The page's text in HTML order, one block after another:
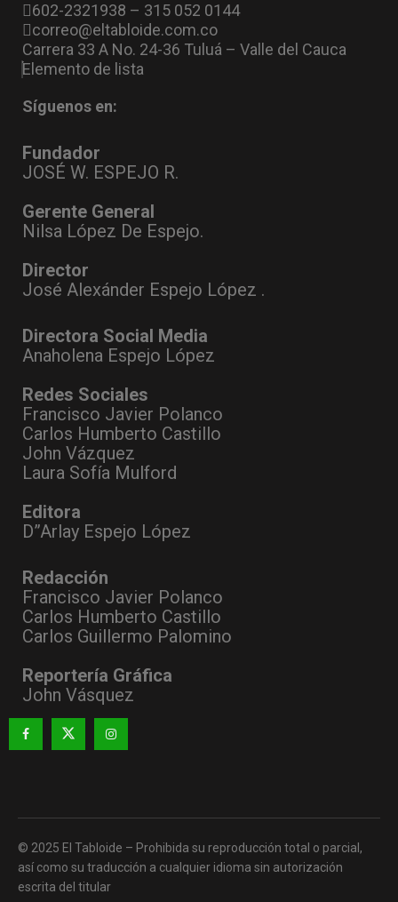
602-2321938 – 315 052 0144
correo@eltabloide.com.co
Carrera 33 A No. 24-36 Tuluá – Valle del Cauca
Elemento de lista
Síguenos en:
Fundador
JOSÉ W. ESPEJO R.
Gerente General
Nilsa López De Espejo.
Director
José Alexánder Espejo López .
Directora Social Media
Anaholena Espejo López
Redes Sociales
Francisco Javier Polanco
Carlos Humberto Castillo
John Vázquez
Laura Sofía Mulford
Editora
D”Arlay Espejo López
Redacción
Francisco Javier Polanco
Carlos Humberto Castillo
Carlos Guillermo Palomino
Reportería Gráfica
John Vásquez
© 2025 El Tabloide – Prohibida su reproducción total o parcial,
así como su traducción a cualquier idioma sin autorización
escrita del titular